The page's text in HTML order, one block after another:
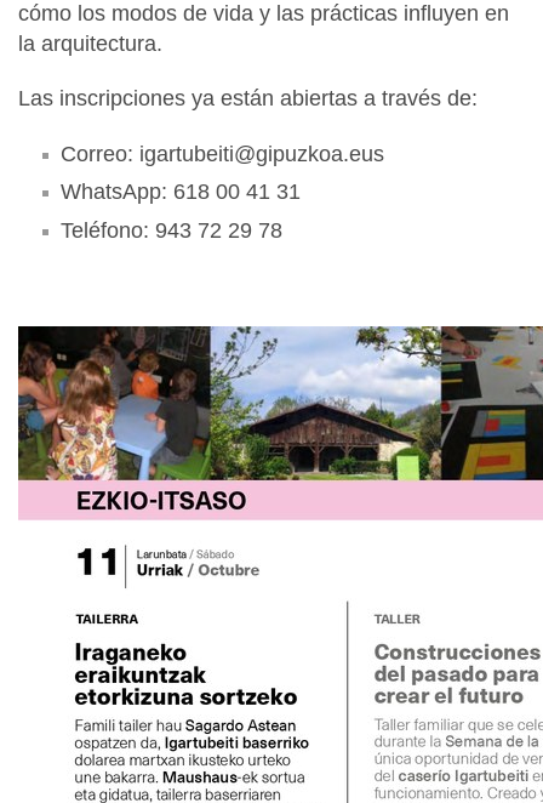
cómo los modos de vida y las prácticas influyen en
la arquitectura.
Las inscripciones ya están abiertas a través de:
Correo: igartubeiti@gipuzkoa.eus
WhatsApp: 618 00 41 31
Teléfono: 943 72 29 78